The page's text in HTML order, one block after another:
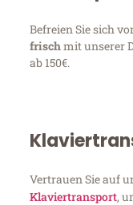
Befreien Sie sich
frischmit unserer
ab 150€.
Vertrauen Sie auf
Klaviertransport,